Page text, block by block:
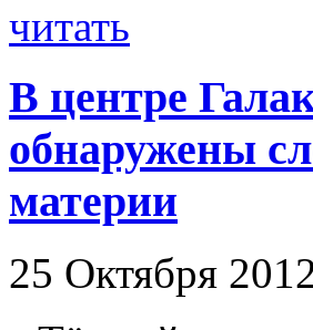
читать
В центре
обнаружены
материи
25 Октября